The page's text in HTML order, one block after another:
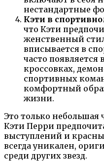
нестандартные
Кэти в
что Кэти
женственный
вписывается в
часто появляется
кроссовках,
спортивных
комфортный
жизни.
Это только небольшая
Кэти Перри
выступлений и
всегда уникален,
среди других звезд.